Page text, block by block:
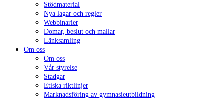
Stödmaterial
Nya lagar och regler
Webbinarier
Domar, beslut och mallar
Länksamling
Om oss
Om oss
Vår styrelse
Stadgar
Etiska riktlinjer
Marknadsföring av gymnasieutbildning